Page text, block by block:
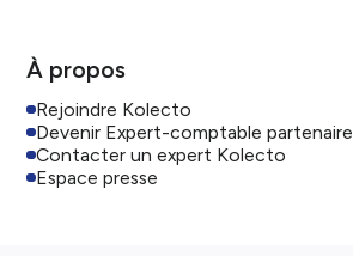
À propos
Rejoindre Kolecto
Devenir Expert-comptable partenaire
Contacter un expert Kolecto
Espace presse